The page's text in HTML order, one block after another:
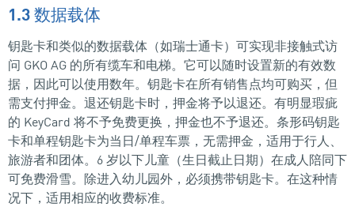
1.3 数据载体
钥匙卡和类似的数据载体（如瑞士通卡）可实现非接触式访
问 GKO AG 的所有缆车和电梯。它可以随时设置新的有效数
据，因此可以使用数年。钥匙卡在所有销售点均可购买，但
需支付押金。退还钥匙卡时，押金将予以退还。有明显瑕疵
的 KeyCard 将不予免费更换，押金也不予退还。条形码钥匙
卡和单程钥匙卡为当日/单程车票，无需押金，适用于行人、
旅游者和团体。6 岁以下儿童（生日截止日期）在成人陪同下
可免费滑雪。除进入幼儿园外，必须携带钥匙卡。在这种情
况下，适用相应的收费标准。